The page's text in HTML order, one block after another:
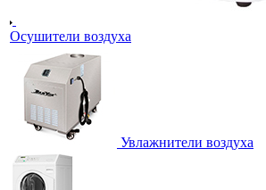
Осушители воздуха
Увлажнители воздуха